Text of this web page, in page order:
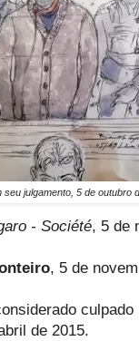
seu julgamento, 5 de outubro
- Société, 5 de
, 5 de
de 2015.